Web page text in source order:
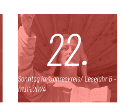
22.
Sonntag im Jahreskreis/ Lesejahr B -
01.09.2024